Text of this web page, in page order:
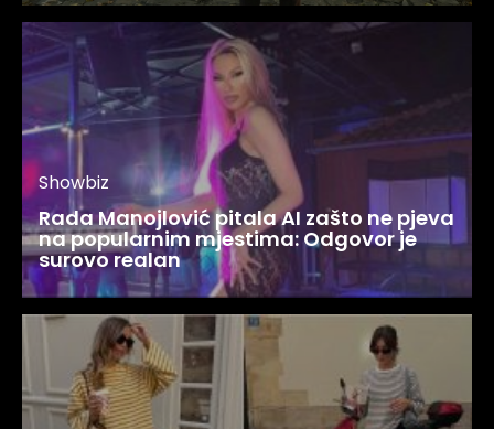
Showbiz
Rada Manojlović pitala AI zašto ne pjeva
na popularnim mjestima: Odgovor je
surovo realan